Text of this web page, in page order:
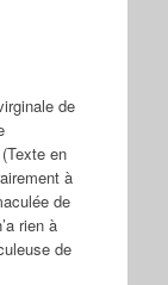
de
en
à
de
rien à
de